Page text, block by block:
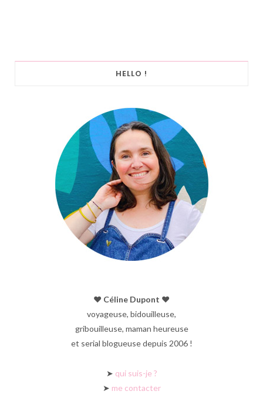
HELLO !
♥︎ Céline Dupont ♥︎
voyageuse, bidouilleuse,
gribouilleuse, maman heureuse
et serial blogueuse depuis 2006 !
➤ qui suis-je ?
➤ me contacter